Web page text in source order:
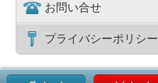
お問い合せ
プライバシーポリシー